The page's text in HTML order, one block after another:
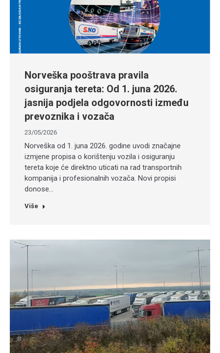
Norveška pooštrava pravila
osiguranja tereta: Od 1. juna 2026.
jasnija podjela odgovornosti između
prevoznika i vozača
23/05/2026
Norveška od 1. juna 2026. godine uvodi značajne
izmjene propisa o korištenju vozila i osiguranju
tereta koje će direktno uticati na rad transportnih
kompanija i profesionalnih vozača. Novi propisi
donose…
Više